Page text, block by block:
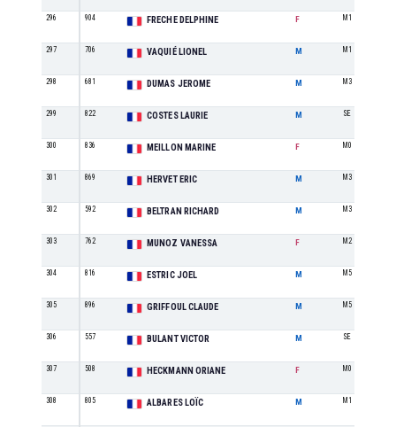
296 904 FRECHE DELPHINE F M1
297 706 VAQUIÉ LIONEL M M1
298 681 DUMAS JEROME M M3
299 822 COSTES LAURIE M SE
300 836 MEILLON MARINE F M0
301 869 HERVET ERIC M M3
302 592 BELTRAN RICHARD M M3
303 762 MUNOZ VANESSA F M2
304 816 ESTRIC JOEL M M5
305 896 GRIFFOUL CLAUDE M M5
306 557 BULANT VICTOR M SE
307 508 HECKMANN ORIANE F M0
308 805 ALBARES LOÏC M M1